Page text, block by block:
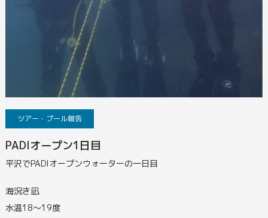
ツアー・プール報告
PADIオープン1日目
平沢でPADIオープンウォーターの一日目
海況き凪
水温18～19度